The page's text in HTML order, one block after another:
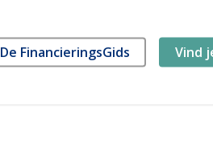
De FinancieringsGids Vind